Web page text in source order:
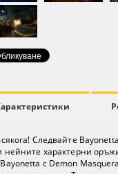
Следвайте
нейните характерни
с Demon